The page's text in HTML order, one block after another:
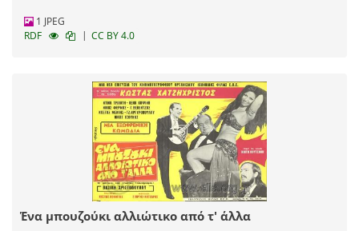
1 JPEG
RDF
| CC BY 4.0
Ένα μπουζούκι αλλιώτικο από τ' άλλα